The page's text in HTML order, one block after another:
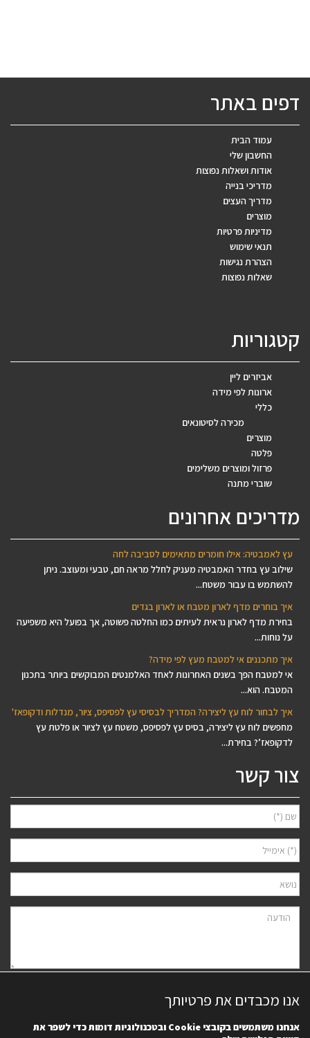
דפים באתר
עמוד הבית
החשבון שלי
אודות ושאלות נפוצות
מדריכי בנייה
מדריך העצים
מוצרים
מדיניות פרטיות
תנאי שימוש
הצהרת נגישות
שאלות נפוצות
קטגוריות
אביזרים ליין
ארונות לפי מידה
כללי
מכירה לסיטונאים
מוצרים
פלטה
פרזול ומוצרים משלימים
שוברי מתנה
מדריכים אחרונים
עץ לאמבטיה: אילו חומרים מתאימים לסביבה לחה
שילוב עץ בחדר האמבטיה מעניק לחלל מראה חם, טבעי ומעוצב. ניתן
להשתמש בו עבור משטח...
איך בוחרים מדף לארון מטבח או לארון בגדים
בחירת מדף לארון נראית לעיתים כמו החלטה פשוטה, אך בפועל היא משפיעה
על נוחות...
איך מתכננים אי למטבח מעץ לפי מידה?
אי למטבח הפך בשנים האחרונות לאחד האלמנטים המבוקשים ביותר בתכנון
המטבח. הוא...
איך לבחור לוח עץ ליצירה? המדריך לבסיסי עץ לפסיפס, ציור, מנדלות ודקופאז'
מחפשים לוח עץ ליצירה, בסיס עץ לפסיפס, משטח עץ לציור או פלטת עץ
לדקופאז’? בחירת...
צור קשר
הפרטיותשל האתר. ידוע לי שאוכל לבטל את הרישום בכל עת.
אנו מכבדים את פרטיותך
אנחנו משתמשים בקובציCookie ובטכנולוגיות דומות כדי לשפר את